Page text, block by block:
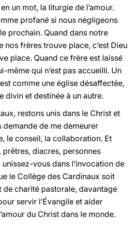
un mot, la liturgie de l’amour.
profané si nous négligeons
prochain. Quand dans notre
frères trouve place, c’est Dieu
place. Quand ce frère est laissé
même qui n’est pas accueilli. Un
comme une église désaffectée,
divin et destinée à un autre.
restons unis dans le Christ et
demande de me demeurer
le conseil, la collaboration. Et
prêtres, diacres, personnes
vous dans l’invocation de
le Collège des Cardinaux soit
de charité pastorale, davantage
servir l’Évangile et aider
du Christ dans le monde.